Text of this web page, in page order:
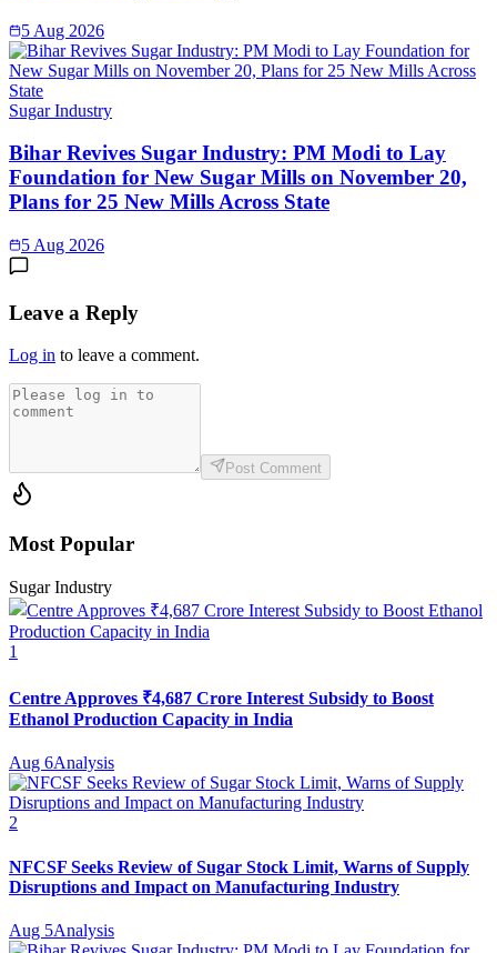
5 Aug 2026
Sugar Industry
Bihar Revives Sugar Industry: PM Modi to Lay
Foundation for New Sugar Mills on November 20,
Plans for 25 New Mills Across State
5 Aug 2026
Leave a Reply
Log in to leave a comment.
Post Comment
Most Popular
Sugar Industry
1
Centre Approves ₹4,687 Crore Interest Subsidy to Boost
Ethanol Production Capacity in India
Aug 6Analysis
2
NFCSF Seeks Review of Sugar Stock Limit, Warns of Supply
Disruptions and Impact on Manufacturing Industry
Aug 5Analysis